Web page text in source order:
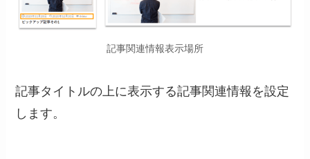
記事関連情報表示場所
記事タイトルの上に表示する記事関連情報を設定
します。